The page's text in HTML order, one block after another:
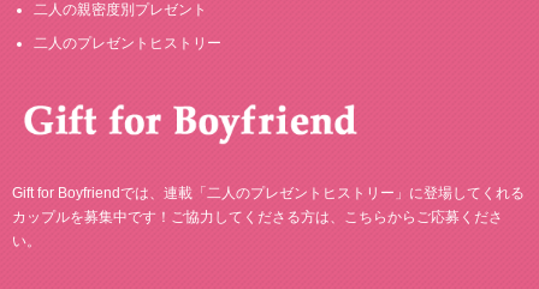
二人の親密度別プレゼント
二人のプレゼントヒストリー
Gift for Boyfriendでは、連載「二人のプレゼントヒストリー」に登場してくれる
カップルを募集中です！ご協力してくださる方は、
こちらからご応募くださ
い。